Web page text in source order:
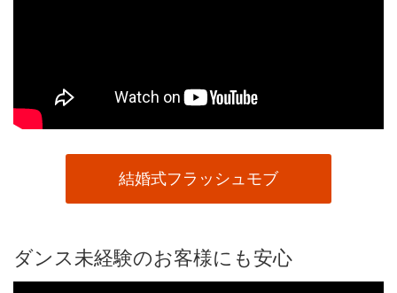
結婚式フラッシュモブ
ダンス未経験のお客様にも安心